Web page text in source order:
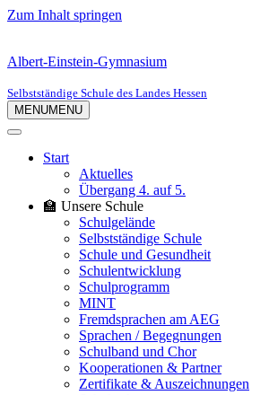
Zum Inhalt springen
Albert-Einstein-Gymnasium
Selbstständige Schule des Landes Hessen
MENUMENU
Start
Aktuelles
Übergang 4. auf 5.
🏫 Unsere Schule
Schulgelände
Selbstständige Schule
Schule und Gesundheit
Schulentwicklung
Schulprogramm
MINT
Fremdsprachen am AEG
Sprachen / Begegnungen
Schulband und Chor
Kooperationen & Partner
Zertifikate & Auszeichnungen